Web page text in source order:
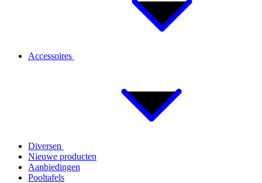
Accessoires
Diversen
Nieuwe producten
Aanbiedingen
Pooltafels